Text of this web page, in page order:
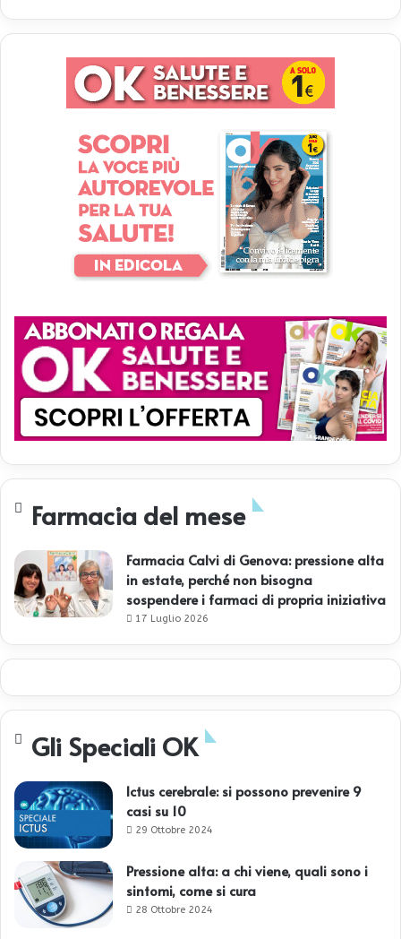
Farmacia del mese
Farmacia Calvi di Genova: pressione alta
in estate, perché non bisogna
sospendere i farmaci di propria iniziativa
17 Luglio 2026
Gli Speciali OK
Ictus cerebrale: si possono prevenire 9
casi su 10
29 Ottobre 2024
Pressione alta: a chi viene, quali sono i
sintomi, come si cura
28 Ottobre 2024